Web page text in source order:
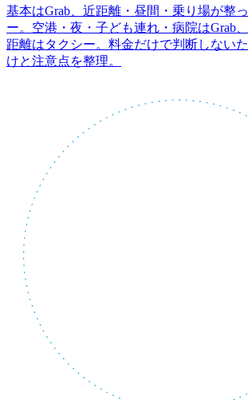
基本はGrab、近距離・昼間・乗り場が整
ー。空港・夜・子ども連れ・病院はGrab
距離はタクシー。料金だけで判断しない
けと注意点を整理。